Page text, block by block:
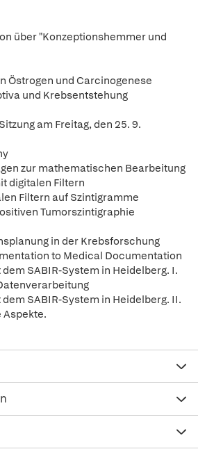
über "Konzeptionshemmer und
Östrogen und Carcinogenese
und Krebsentstehung
am Freitag, den 25. 9.
zur mathematischen Bearbeitung
digitalen Filtern
Filtern auf Szintigramme
Tumorszintigraphie
in der Krebsforschung
to Medical Documentation
SABIR-System in Heidelberg. I.
SABIR-System in Heidelberg. II.